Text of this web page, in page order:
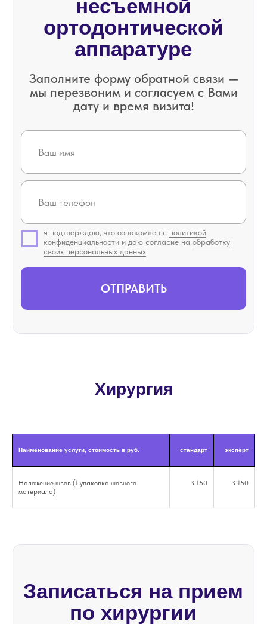
Хирургия
Наименование услуги, стоимость в руб. стандарт эксперт
Наложение швов (1 упаковка шовного
материала)
3 150 3 150
УСЛУГИ
ЛИЦЕНЗИИ
О КЛИНИКЕ
ПОМЕЩЕНИЕ 53-Н
ПН-ВС: 09:00-21:00
ПОЛИТИКА КОНФИДЕНЦИАЛЬНОСТИ
ZUBNAYAFEYA.SPB@YANDEX.RU
ЗАПИСЬ НА ПРИЕМ